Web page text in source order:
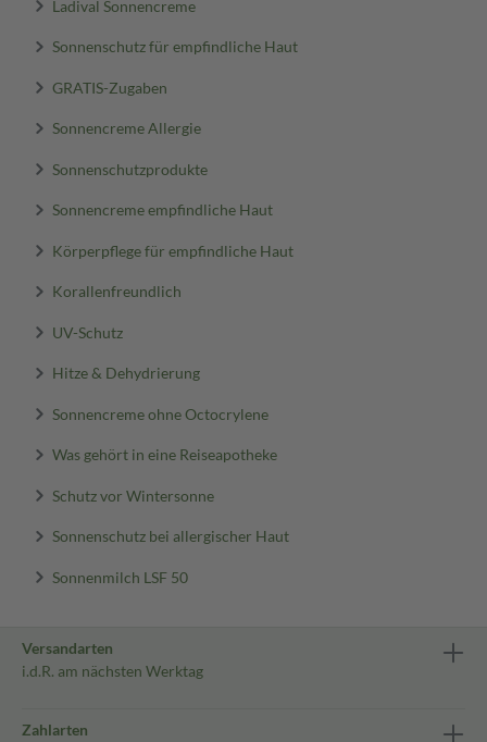
Ladival Sonnencreme
Sonnenschutz für empfindliche Haut
GRATIS-Zugaben
Sonnencreme Allergie
Sonnenschutzprodukte
Sonnencreme empfindliche Haut
Körperpflege für empfindliche Haut
Korallenfreundlich
UV-Schutz
Hitze & Dehydrierung
Sonnencreme ohne Octocrylene
Was gehört in eine Reiseapotheke
Schutz vor Wintersonne
Sonnenschutz bei allergischer Haut
Sonnenmilch LSF 50
Versandarten
i.d.R. am nächsten Werktag
Zahlarten